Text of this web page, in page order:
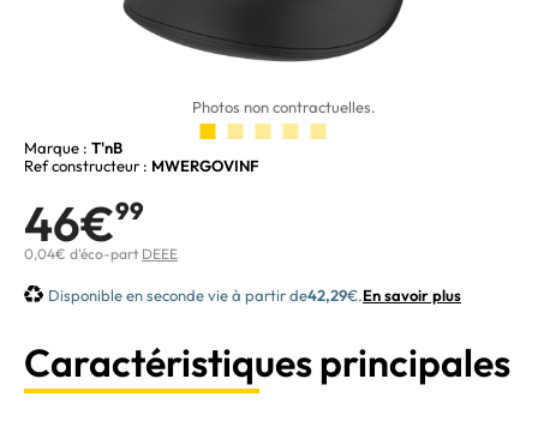
Photos non contractuelles.
Marque : T'nB
Ref constructeur : MWERGOVINF
46€99
0,04€ d'éco-part DEEE
Disponible en seconde vie à partir de42,29€.En savoir plus
Caractéristiques principales